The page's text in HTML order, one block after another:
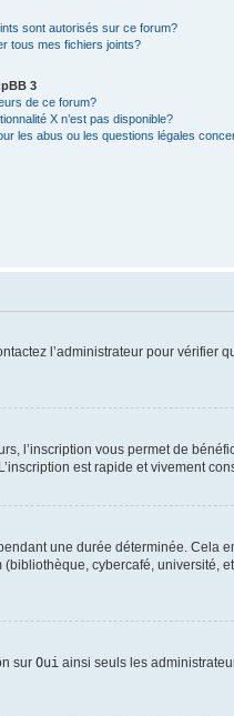
sont autorisés sur ce forum?
tous mes fichiers joints?
3
de ce forum?
X n’est pas disponible?
les abus ou les questions légales
l’administrateur pour vérifier
l’inscription vous permet de
est rapide et vivement
une durée déterminée. Cela
cybercafé, université,
sur Oui ainsi seuls les